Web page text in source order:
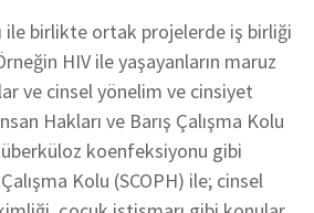
ile birlikte ortak projelerde iş birliği
HIV ile yaşayanların maruz
ve cinsel yönelim ve cinsiyet
Hakları ve Barış Çalışma Kolu
koenfeksiyonu gibi
Kolu (SCOPH) ile; cinsel